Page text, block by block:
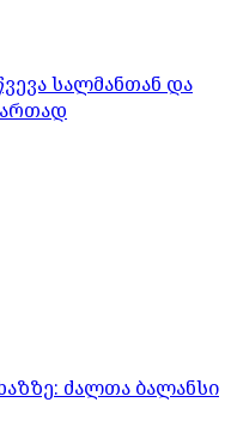
სალმანთან და
ძალთა ბალანსი